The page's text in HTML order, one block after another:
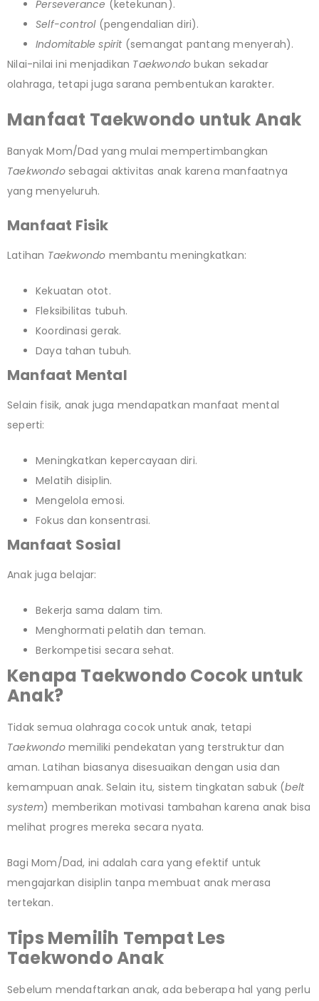
Perseverance (ketekunan).
Self-control(pengendalian diri).
Indomitable spirit(semangat pantang menyerah).
Nilai-nilai ini menjadikan Taekwondo bukan sekadar
olahraga, tetapi juga sarana pembentukan karakter.
Manfaat Taekwondo untuk Anak
Banyak Mom/Dad yang mulai mempertimbangkan
Taekwondosebagai aktivitas anak karena manfaatnya
yang menyeluruh.
Manfaat Fisik
Latihan Taekwondo membantu meningkatkan:
Kekuatan otot.
Fleksibilitas tubuh.
Koordinasi gerak.
Daya tahan tubuh.
Manfaat Mental
Selain fisik, anak juga mendapatkan manfaat mental
seperti:
Meningkatkan kepercayaan diri.
Melatih disiplin.
Mengelola emosi.
Fokus dan konsentrasi.
Manfaat Sosial
Anak juga belajar:
Bekerja sama dalam tim.
Menghormati pelatih dan teman.
Berkompetisi secara sehat.
Kenapa Taekwondo Cocok untuk
Anak?
Tidak semua olahraga cocok untuk anak, tetapi
Taekwondomemiliki pendekatan yang terstruktur dan
aman. Latihan biasanya disesuaikan dengan usia dan
kemampuan anak. Selain itu, sistem tingkatan sabuk (belt
system) memberikan motivasi tambahan karena anak bisa
melihat progres mereka secara nyata.
Bagi Mom/Dad, ini adalah cara yang efektif untuk
mengajarkan disiplin tanpa membuat anak merasa
tertekan.
Tips Memilih Tempat Les
Taekwondo Anak
Sebelum mendaftarkan anak, ada beberapa hal yang perlu